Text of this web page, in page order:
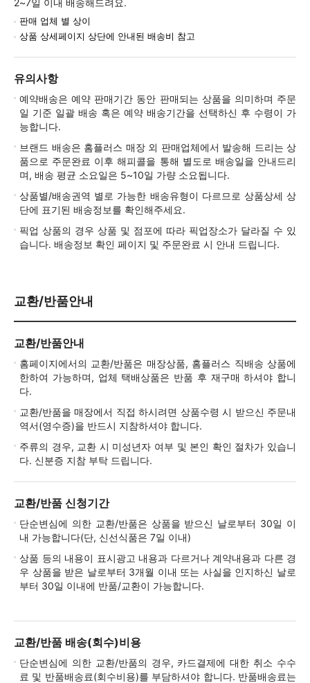
판매 업체 별 상이
상품 상세페이지 상단에 안내된 배송비 참고
유의사항
예약배송은 예약 판매기간 동안 판매되는 상품을 의미하며 주문
일 기준 일괄 배송 혹은 예약 배송기간을 선택하신 후 수령이 가
능합니다.
브랜드 배송은 홈플러스 매장 외 판매업체에서 발송해 드리는 상
품으로 주문완료 이후 해피콜을 통해 별도로 배송일을 안내드리
며, 배송 평균 소요일은 5~10일 가량 소요됩니다.
상품별/배송권역 별로 가능한 배송유형이 다르므로 상품상세 상
단에 표기된 배송정보를 확인해주세요.
픽업 상품의 경우 상품 및 점포에 따라 픽업장소가 달라질 수 있
습니다. 배송정보 확인 페이지 및 주문완료 시 안내 드립니다.
교환/반품안내
교환/반품안내
홈페이지에서의 교환/반품은 매장상품, 홈플러스 직배송 상품에
한하여 가능하며, 업체 택배상품은 반품 후 재구매 하셔야 합니
다.
교환/반품을 매장에서 직접 하시려면 상품수령 시 받으신 주문내
역서(영수증)을 반드시 지참하셔야 합니다.
주류의 경우, 교환 시 미성년자 여부 및 본인 확인 절차가 있습니
다. 신분증 지참 부탁 드립니다.
교환/반품 신청기간
단순변심에 의한 교환/반품은 상품을 받으신 날로부터 30일 이
내 가능합니다(단, 신선식품은 7일 이내)
상품 등의 내용이 표시광고 내용과 다르거나 계약내용과 다른 경
우 상품을 받은 날로부터 3개월 이내 또는 사실을 인지하신 날로
부터 30일 이내에 반품/교환이 가능합니다.
교환/반품 배송(회수)비용
단순변심에 의한 교환/반품의 경우, 카드결제에 대한 취소 수수
료 및 반품배송료(회수비용)를 부담하셔야 합니다. 반품배송료는